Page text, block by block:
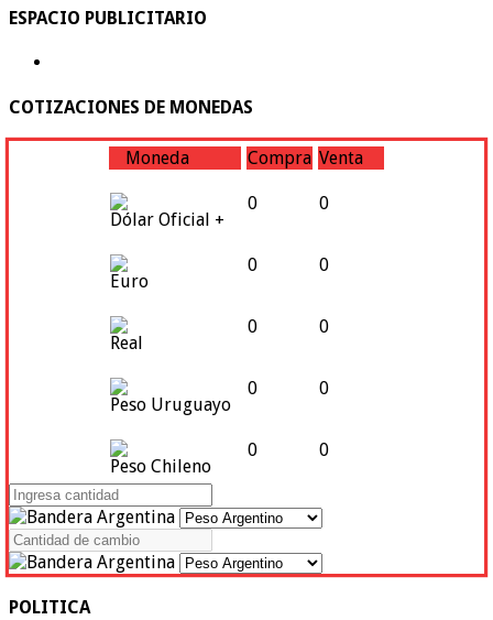
ESPACIO PUBLICITARIO
COTIZACIONES DE MONEDAS
Moneda Compra Venta
Dólar Oficial +
0 0
Euro
0 0
Real
0 0
Peso Uruguayo
0 0
Peso Chileno
0 0
POLITICA